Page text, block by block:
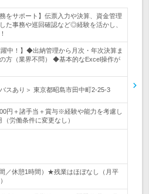
をサポート】伝票入力や決算、資金管理
た事務や巡回確認など◎経験を活かし、
躍中！】◆出納管理から月次・年次決算ま
方（業界不問） ◆基本的なExcel操作が
スあり＞ 東京都昭島市田中町2-25-3
円＋諸手当＋賞与※経験や能力を考慮し
労働条件に変更なし）
／休憩1時間）★残業はほぼなし（月平